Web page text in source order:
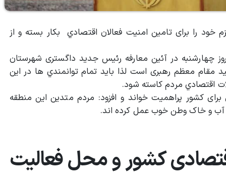
را برای تامین امنيت فعالان اقتصادي بکار بسته و از
چهارشنبه در آئین معارفه رئیس جدید داگستری شهرستان
مقام معظم رهبری است لذا بايد تمام توانمندي ها در اين
اقتصادي مردم كاسته شود.
برای کشور پراهمیت خواند و افزود:‌ مردم متدین این منطقه
آب و خاک وطن خوب عمل کرده اند.
کشور و محل فعالیت